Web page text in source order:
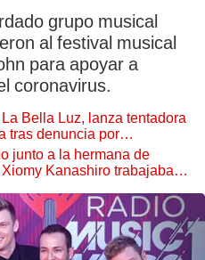
grupo musical
al festival musical
para apoyar a
coronavirus.
Bella Luz, lanza tentadora
tras denuncia por
junto a la hermana de
Kanashiro trabajaba: